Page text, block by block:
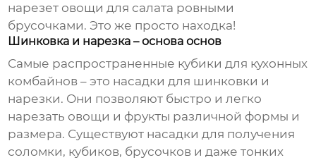
нарезет овощи для салата ровными
брусочками. Это же просто находка!
Шинковка и нарезка – основа основ
Самые распространенные кубики для кухонных
комбайнов – это насадки для шинковки и
нарезки. Они позволяют быстро и легко
нарезать овощи и фрукты различной формы и
размера. Существуют насадки для получения
соломки, кубиков, брусочков и даже тонких